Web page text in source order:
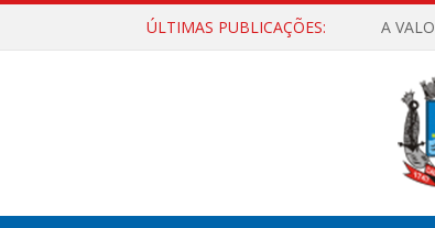
ÚLTIMAS PUBLICAÇÕES: A